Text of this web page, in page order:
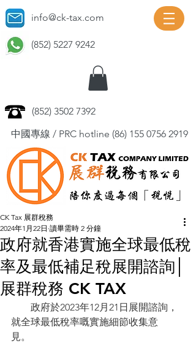
info@ck-tax.com
(852) 5227 9242
(852) 3502 7392
中國專線 / PRC hotline (86) 155 0756 2919
政府就香港實施全球最低稅
率及最低補足稅展開諮詢│
展群稅務 CK TAX
CK Tax 展群稅務
2024年1月22日 讀畢需時 2 分鐘
政府於2023年12月21日展開諮詢，
就全球最低稅率嘅實施細節收集意
見。